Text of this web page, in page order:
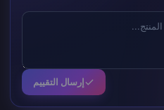
إرسال التقييم